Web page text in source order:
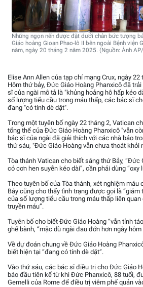
Những ngọn nến được đặt dưới chân bức tượng
Giáo hoàng Gioan Phao-lô II bên ngoài Bệnh viện
năm, ngày 20 tháng 2 năm 2025. (Nguồn: Ảnh
Elise Ann Allen của tạp chí mạng Crux, ngày
Hôm thứ bảy, Đức Giáo Hoàng Phanxicô đã
sĩ của ngài mô tả là "khủng hoảng hô hấp kéo
số lượng tiểu cầu trong máu thấp, các bác sĩ
đang "có tính dè dặt".
Trong một tuyên bố ngày 22 tháng 2, Vatican
tổng thể của Đức Giáo Hoàng Phanxicô "vẫn
bác sĩ của ngài đã giải thích với các nhà báo
thứ sáu, "Đức Giáo Hoàng vẫn chưa thoát khỏi
Tòa thánh Vatican cho biết sáng thứ Bảy, “Đức
có cơn hen suyễn kéo dài”, cần phải dùng “oxy
Theo tuyên bố của Tòa thánh, xét nghiệm
Bảy cũng cho thấy tình trạng được gọi là “giảm
của số lượng tiểu cầu trong máu thấp liên quan
truyền máu”.
Tuyên bố cho biết Đức Giáo Hoàng “vẫn tỉnh
ghế bành, “mặc dù ngài đau đớn hơn ngày hôm
Về dự đoán chung về Đức Giáo Hoàng
biết hiện tại “đang có tính dè dặt”.
Vào thứ sáu, các bác sĩ điều trị cho Đức Giáo
báo đầu tiên kể từ khi Đức Phanxicô, 88 tuổi,
Gemelli của Rome để điều trị viêm phế quản